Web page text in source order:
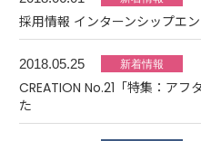
採用情報 インターンシップエ
2018.05.25
CREATION No.21「特集：ア
た